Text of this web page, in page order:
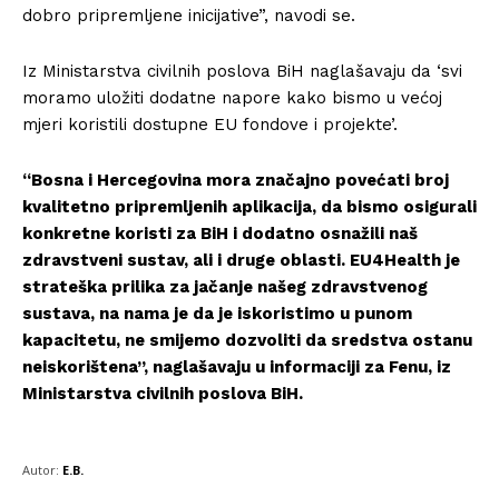
dobro pripremljene inicijative”, navodi se.
Iz Ministarstva civilnih poslova BiH naglašavaju da ‘svi
moramo uložiti dodatne napore kako bismo u većoj
mjeri koristili dostupne EU fondove i projekte’.
“Bosna i Hercegovina mora značajno povećati broj
kvalitetno pripremljenih aplikacija, da bismo osigurali
konkretne koristi za BiH i dodatno osnažili naš
zdravstveni sustav, ali i druge oblasti. EU4Health je
strateška prilika za jačanje našeg zdravstvenog
sustava, na nama je da je iskoristimo u punom
kapacitetu, ne smijemo dozvoliti da sredstva ostanu
neiskorištena”, naglašavaju u informaciji za Fenu, iz
Ministarstva civilnih poslova BiH.
Autor: E.B.